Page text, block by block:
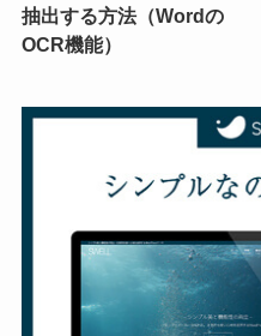
抽出する方法（Wordの
OCR機能）